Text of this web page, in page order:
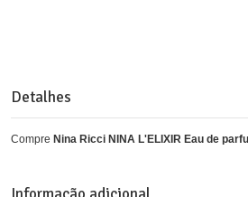
Detalhes
Compre Nina Ricci NINA L'ELIXIR Eau de